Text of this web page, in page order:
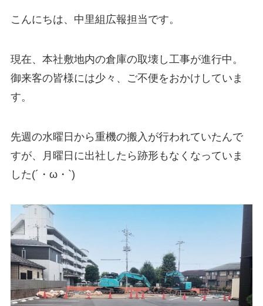
こんにちは、中里組広報担当です。
現在、本社敷地内の倉庫の取壊し工事が進行中。
御来客の皆様には少々、ご不便をおかけしていま
す。
先週の水曜日から重機の搬入が行われていたんで
すが、月曜日に出社したら跡形もなくなっていま
した(´・ω・`)